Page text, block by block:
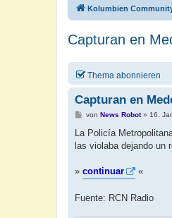
Kolumbien
Capturan en
Thema abonnieren
Capturan en
B
i
r
von News Robot» 16.
La Policía
las violaba dejando
» continuar «
Fuente: RCN Radio